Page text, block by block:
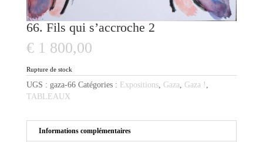
66. Fils qui s’accroche 2
€1 800,00
Rupture de stock
UGS : gaza-66 Catégories : Expositions, Gaza Gaza !
TABLEAUX
Informations complémentaires